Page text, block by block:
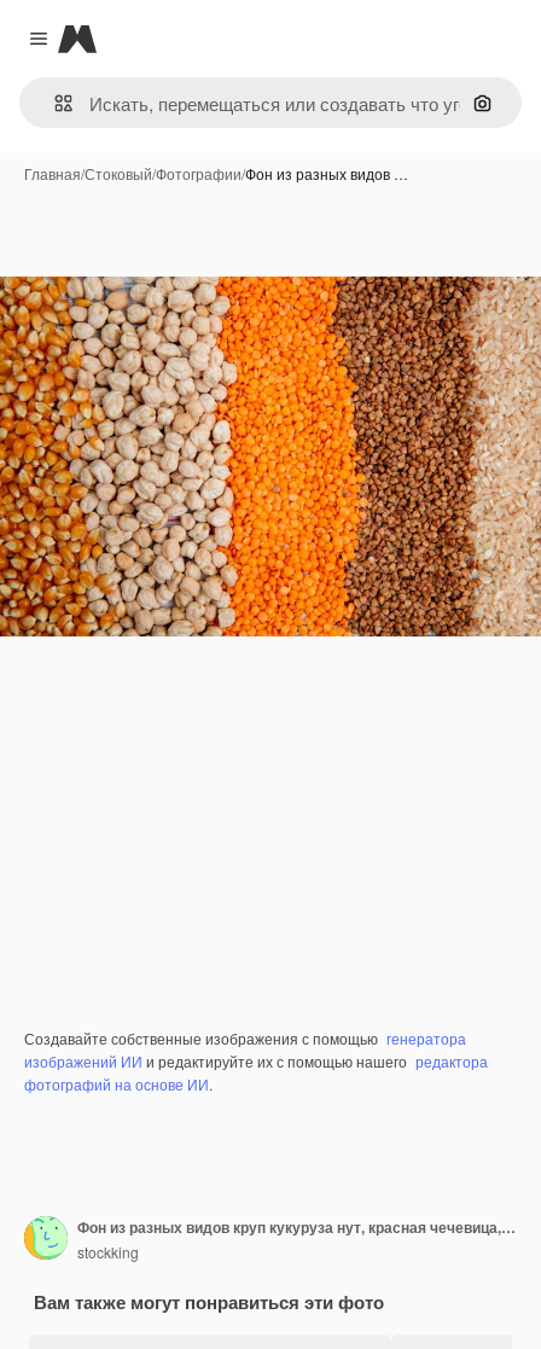
Close menu
Magnific
Поиск
Главная/Стоковый/Фотографии/Фон из разных видов …
Создавайте собственные изображения с помощью генератора
изображений ИИ и редактируйте их с помощью нашего редактора
фотографий на основе ИИ.
Фон из разных видов круп кукуруза нут, красная чечевица, гречка и рис вид сверху
stockking
Вам также могут понравиться эти фото